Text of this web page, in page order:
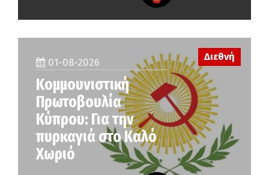
01-08-2026
Κομμουνιστική
Πρωτοβουλία
Κύπρου: Για την
πυρκαγιά στο Καλό
Χωριό
Διεθνή